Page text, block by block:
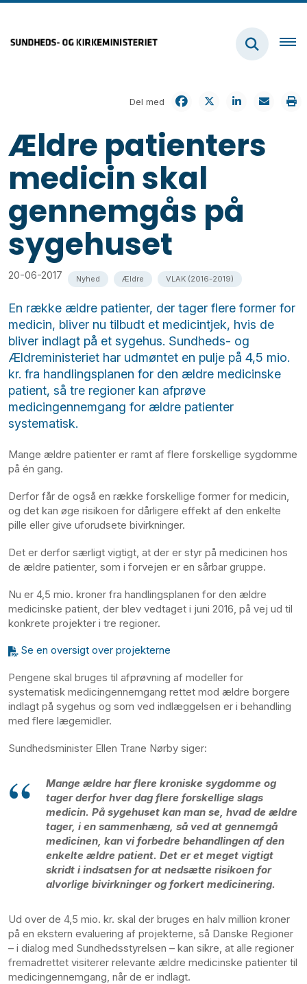
Del med
Ældre patienters
medicin skal
gennemgås på
sygehuset
20-06-2017 Nyhed Ældre VLAK (2016-2019)
En række ældre patienter, der tager flere former for
medicin, bliver nu tilbudt et medicintjek, hvis de
bliver indlagt på et sygehus. Sundheds- og
Ældreministeriet har udmøntet en pulje på 4,5 mio.
kr. fra handlingsplanen for den ældre medicinske
patient, så tre regioner kan afprøve
medicingennemgang for ældre patienter
systematisk.
Mange ældre patienter er ramt af flere forskellige sygdomme
på én gang.
Derfor får de også en række forskellige former for medicin,
og det kan øge risikoen for dårligere effekt af den enkelte
pille eller give uforudsete bivirkninger.
Det er derfor særligt vigtigt, at der er styr på medicinen hos
de ældre patienter, som i forvejen er en sårbar gruppe.
Nu er 4,5 mio. kroner fra handlingsplanen for den ældre
medicinske patient, der blev vedtaget i juni 2016, på vej ud til
konkrete projekter i tre regioner.
Se en oversigt over projekterne
Pengene skal bruges til afprøvning af modeller for
systematisk medicingennemgang rettet mod ældre borgere
indlagt på sygehus og som ved indlæggelsen er i behandling
med flere lægemidler.
Sundhedsminister Ellen Trane Nørby siger:
Mange ældre har flere kroniske sygdomme og
tager derfor hver dag flere forskellige slags
medicin. På sygehuset kan man se, hvad de ældre
tager, i en sammenhæng, så ved at gennemgå
medicinen, kan vi forbedre behandlingen af den
enkelte ældre patient. Det er et meget vigtigt
skridt i indsatsen for at nedsætte risikoen for
alvorlige bivirkninger og forkert medicinering.
Ud over de 4,5 mio. kr. skal der bruges en halv million kroner
på en ekstern evaluering af projekterne, så Danske Regioner
– i dialog med Sundhedsstyrelsen – kan sikre, at alle regioner
fremadrettet visiterer relevante ældre medicinske patienter til
medicingennemgang, når de er indlagt.